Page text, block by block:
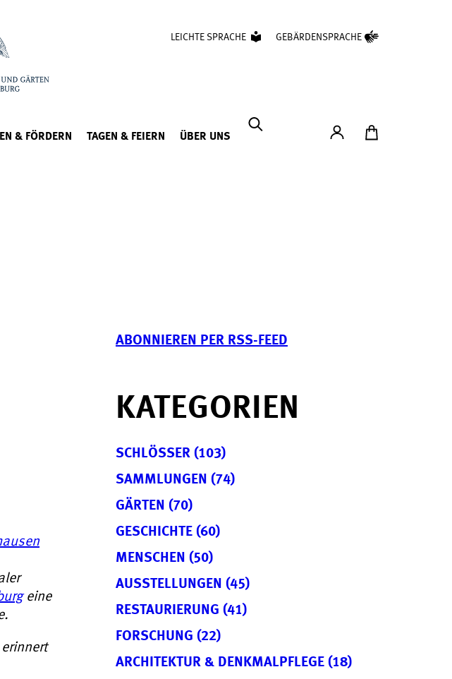
LEICHTE SPRACHE GEBÄRDENSPRACHE
& FÖRDERN TAGEN & FEIERN ÜBER UNS
Konto Zum Ticketshop
eine
ABONNIEREN PER RSS-FEED
KATEGORIEN
SCHLÖSSER (103)
SAMMLUNGEN (74)
GÄRTEN (70)
GESCHICHTE (60)
MENSCHEN (50)
AUSSTELLUNGEN (45)
RESTAURIERUNG (41)
FORSCHUNG (22)
ARCHITEKTUR & DENKMALPFLEGE (18)